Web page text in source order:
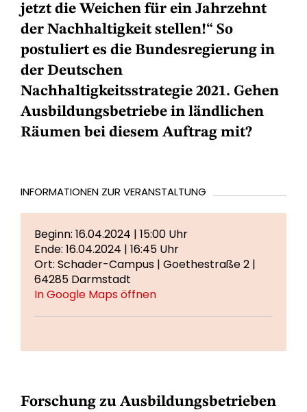
jetzt die Weichen für ein Jahrzehnt
der Nachhaltigkeit stellen!“ So
postuliert es die Bundesregierung in
der Deutschen
Nachhaltigkeitsstrategie 2021. Gehen
Ausbildungsbetriebe in ländlichen
Räumen bei diesem Auftrag mit?
INFORMATIONEN ZUR VERANSTALTUNG
Beginn: 16.04.2024 | 15:00 Uhr
Ende: 16.04.2024 | 16:45 Uhr
Ort: Schader-Campus | Goethestraße 2 |
64285 Darmstadt
In Google Maps öffnen
Forschung zu Ausbildungsbetrieben